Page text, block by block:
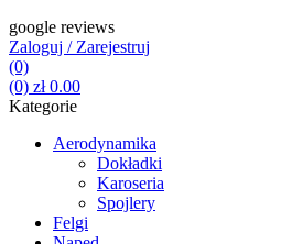
google reviews
Zaloguj / Zarejestruj
(0)
(0) zł0.00
Kategorie
Aerodynamika
Dokładki
Karoseria
Spojlery
Felgi